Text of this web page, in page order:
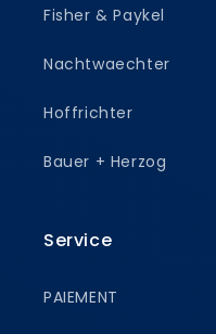
Fisher & Paykel
Nachtwaechter
Hoffrichter
Bauer + Herzog
Service
PAIEMENT